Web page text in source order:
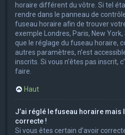
horaire différent du vôtre. Si tel
rendre dans le panneau de
fuseau horaire afin de trouver
exemple Londres, Paris, New
que le réglage du fuseau horaire,
autres paramètres, n’est
inscrits. Si vous n’êtes pas inscrit,
faire.
Haut
J’ai réglé le fuseau horaire mais
correcte !
Si vous êtes certain d’avoir